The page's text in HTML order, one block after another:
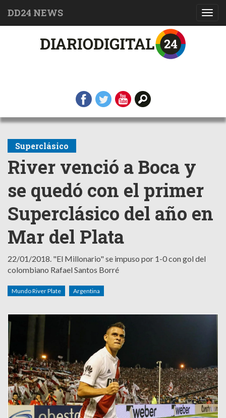
DD24 NEWS
Superclásico
River venció a Boca y
se quedó con el primer
Superclásico del año en
Mar del Plata
22/01/2018. "El Millonario" se impuso por 1-0 con gol del
colombiano Rafael Santos Borré
Mundo River Plate Argentina